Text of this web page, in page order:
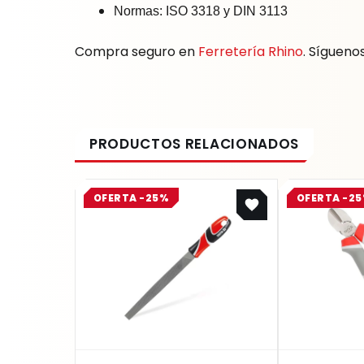
Normas: ISO 3318 y DIN 3113
Compra seguro en Ferretería Rhino.
OFERTA -25%
Original
price
$ 20.858.
Current
price
$ 15.644.
OFERTA -